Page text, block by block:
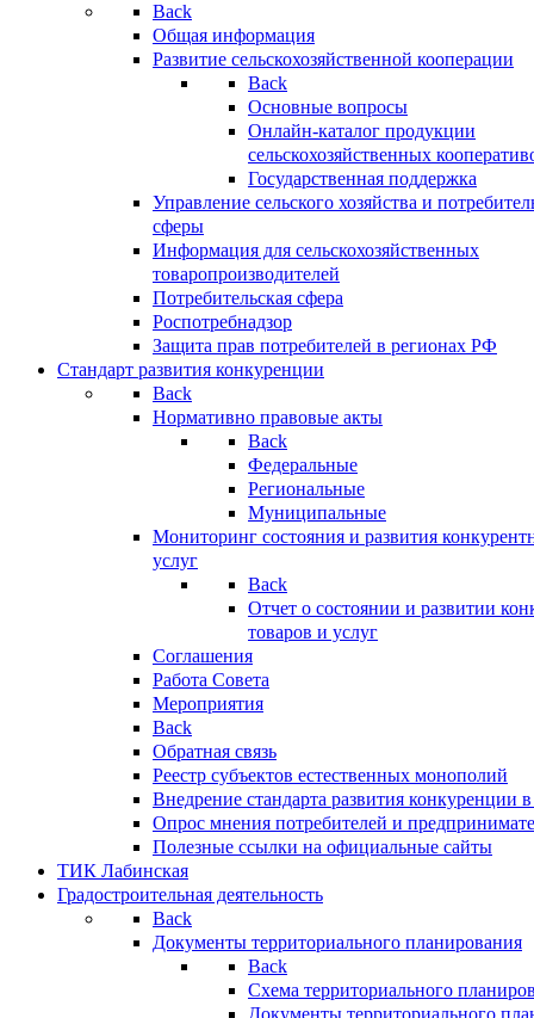
Back
Общая информация
Развитие сельскохозяйственной кооперации
Back
Основные вопросы
Онлайн-каталог продукции
сельскохозяйственных
Государственная поддержка
Управление сельского хозяйства и
сферы
Информация для сельскохозяйственных
товаропроизводителей
Потребительская сфера
Роспотребнадзор
Защита прав потребителей в регионах РФ
Стандарт развития конкуренции
Back
Нормативно правовые акты
Back
Федеральные
Региональные
Муниципальные
Мониторинг состояния и развития
услуг
Back
Отчет о состоянии и развитии
товаров и услуг
Соглашения
Работа Совета
Мероприятия
Back
Обратная связь
Реестр субъектов естественных монополий
Внедрение стандарта развития конкуренции
Опрос мнения потребителей и
Полезные ссылки на официальные сайты
ТИК Лабинская
Градостроительная деятельность
Back
Документы территориального планирования
Back
Схема территориального
Документы территориального